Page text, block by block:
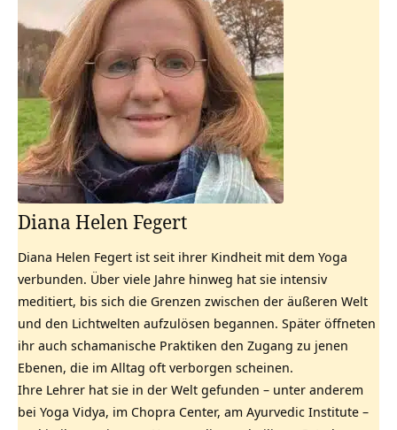
Diana Helen Fegert
Diana Helen Fegert ist seit ihrer Kindheit mit dem Yoga
verbunden. Über viele Jahre hinweg hat sie intensiv
meditiert, bis sich die Grenzen zwischen der äußeren Welt
und den Lichtwelten aufzulösen begannen. Später öffneten
ihr auch schamanische Praktiken den Zugang zu jenen
Ebenen, die im Alltag oft verborgen scheinen.
Ihre Lehrer hat sie in der Welt gefunden – unter anderem
bei Yoga Vidya, im Chopra Center, am Ayurvedic Institute –